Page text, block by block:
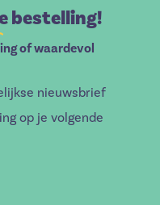
bestelling!
of waardevol
nieuwsbrief
op je volgende